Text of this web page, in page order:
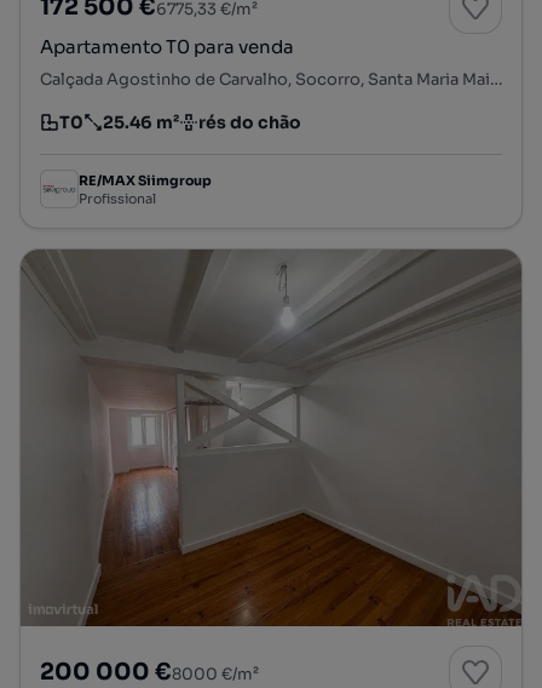
172 500 €6775,33 €/m²
Apartamento T0 para venda
Calçada Agostinho de Carvalho, Socorro, Santa Maria Maior, Lisboa, Lisboa
Tipologia
T0
Preço por metro quadrado
25.46 m²
Andar rés do chão
RE/MAX Siimgroup
Profissional
200 000 €8000 €/m²